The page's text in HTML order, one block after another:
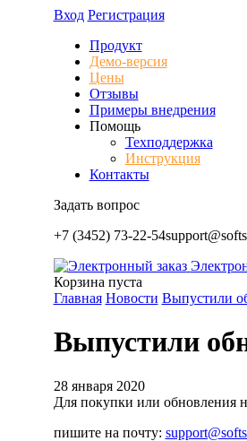
Вход Регистрация
Продукт
Демо-версия
Цены
Отзывы
Примеры внедрения
Помощь
Техподдержка
Инструкция
Контакты
Задать вопрос
+7 (3452) 73-22-54
Корзина пуста
Главная Новости Выпустили
Выпустили
28 января 2020
Для покупки или обновления
пишите на почту: